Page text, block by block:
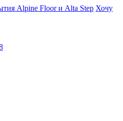
Alpine Floor и Alta Step Хочу